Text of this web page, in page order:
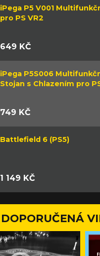
iPega P5 V001
pro PS VR2
649 KČ
iPega P5S006
Stojan s Chlazením pro
749 KČ
Battlefield 6 (PS5)
1 149 KČ
DOPORUČENÁ